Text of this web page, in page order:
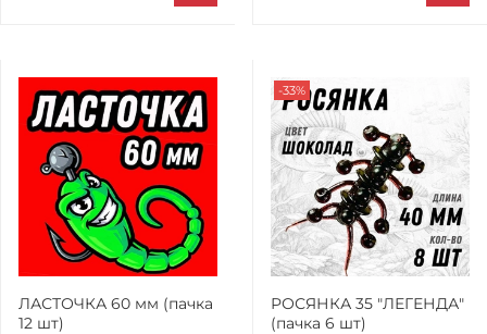
ЛАСТОЧКА 60 мм (пачка
12 шт)
-33%
РОСЯНКА 35 "ЛЕГЕНДА"
(пачка 6 шт)